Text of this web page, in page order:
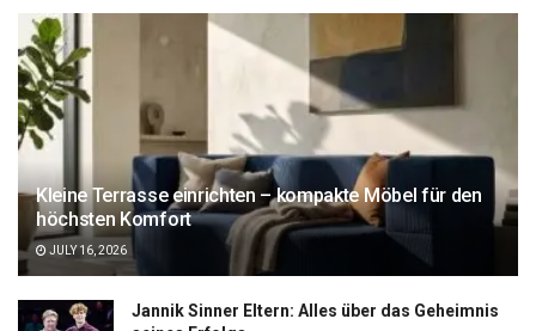
Kleine Terrasse einrichten – kompakte Möbel für den
höchsten Komfort
JULY 16, 2026
Jannik Sinner Eltern: Alles über das Geheimnis